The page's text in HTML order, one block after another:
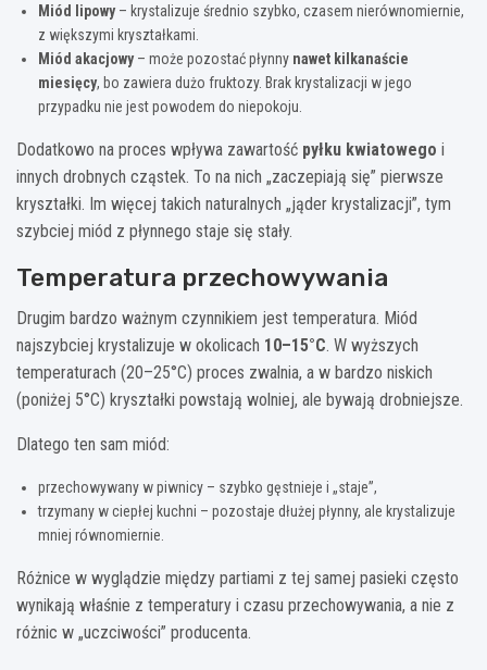
Miód lipowy– krystalizuje średnio szybko, czasem nierównomiernie,
z większymi kryształkami.
Miód akacjowy– może pozostać płynny nawet kilkanaście
miesięcy, bo zawiera dużo fruktozy. Brak krystalizacji w jego
przypadku nie jest powodem do niepokoju.
Dodatkowo na proces wpływa zawartość pyłku kwiatowego i
innych drobnych cząstek. To na nich „zaczepiają się” pierwsze
kryształki. Im więcej takich naturalnych „jąder krystalizacji”, tym
szybciej miód z płynnego staje się stały.
Temperatura przechowywania
Drugim bardzo ważnym czynnikiem jest temperatura. Miód
najszybciej krystalizuje w okolicach 10–15°C. W wyższych
temperaturach (20–25°C) proces zwalnia, a w bardzo niskich
(poniżej 5°C) kryształki powstają wolniej, ale bywają drobniejsze.
Dlatego ten sam miód:
przechowywany w piwnicy – szybko gęstnieje i „staje”,
trzymany w ciepłej kuchni – pozostaje dłużej płynny, ale krystalizuje
mniej równomiernie.
Różnice w wyglądzie między partiami z tej samej pasieki często
wynikają właśnie z temperatury i czasu przechowywania, a nie z
różnic w „uczciwości” producenta.